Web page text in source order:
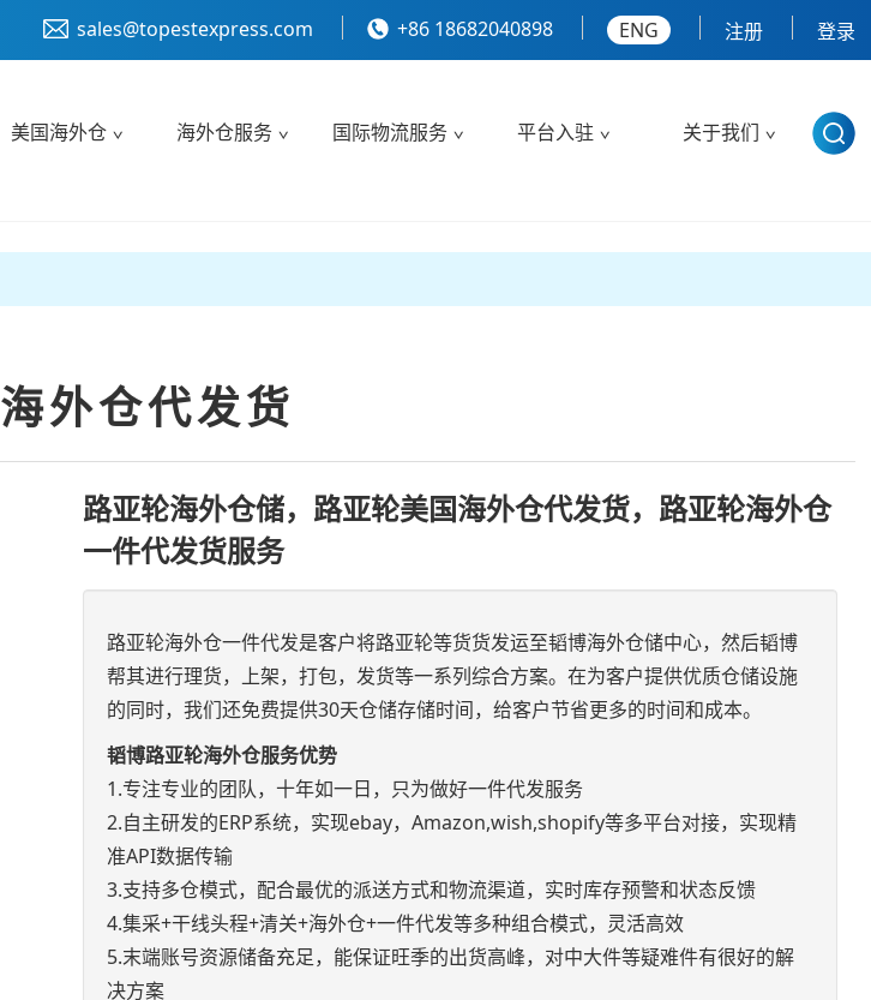
sales@topestexpress.com +86 18682040898 ENG 注册 登录
美国海外仓 海外仓服务 国际物流服务 平台入驻 关于我们
海外仓代发货
路亚轮海外仓储，路亚轮美国海外仓代发货，路亚轮海外仓
一件代发货服务
路亚轮海外仓一件代发是客户将路亚轮等货货发运至韬博海外仓储中心，然后韬博
帮其进行理货，上架，打包，发货等一系列综合方案。在为客户提供优质仓储设施
的同时，我们还免费提供30天仓储存储时间，给客户节省更多的时间和成本。
韬博路亚轮海外仓服务优势
1.专注专业的团队，十年如一日，只为做好一件代发服务
2.自主研发的ERP系统，实现ebay，Amazon,wish,shopify等多平台对接，实现精
准API数据传输
3.支持多仓模式，配合最优的派送方式和物流渠道，实时库存预警和状态反馈
4.集采+干线头程+清关+海外仓+一件代发等多种组合模式，灵活高效
5.末端账号资源储备充足，能保证旺季的出货高峰，对中大件等疑难件有很好的解
决方案